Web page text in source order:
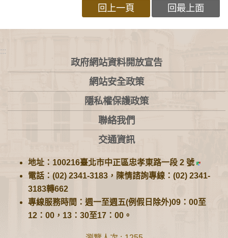
回上一頁 回最上面
:::
政府網站資料開放宣告
網站安全政策
隱私權保護政策
聯絡我們
交通資訊
地址：100216臺北市中正區忠孝東路一段 2 號
電話：(02) 2341-3183，陳情諮詢專線：(02) 2341-
3183轉662
專線服務時間：週一至週五(例假日除外)09：00至
12：00，13：30至17：00。